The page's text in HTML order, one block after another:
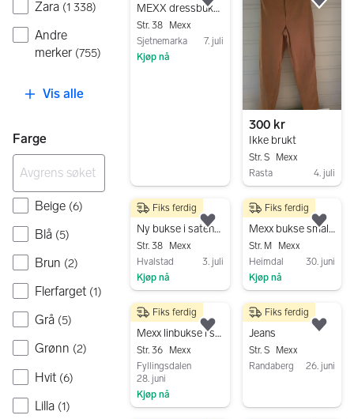
Zara (1 338)
Andre
merker (755)
Vis alle
Farge
Beige (6)
Blå (5)
Brun (2)
Flerfarget (1)
Grå (5)
Grønn (2)
Hvit (6)
Lilla (1)
MEXX dressbukse
Str. 38
Mexx
Sjetnemarka
7. juli
Kjøp nå
Legg til som favoritt.
300 kr
Ikke brukt
Str. S
Mexx
Rasta
4. juli
180 kr
Ny bukse i sateng (Mexx), str. 38
Str. 38
Mexx
Hvalstad
3. juli
Kjøp nå
Fiks ferdig
Legg til som favoritt.
100 kr
Mexx bukse smal modell str 40
Str. M
Mexx
Heimdal
30. juni
Kjøp nå
Fiks ferdig
199 kr
Mexx linbukse i størrelse 36/38
Str. 36
Mexx
Fyllingsdalen
28. juni
Kjøp nå
Fiks ferdig
Legg til som favoritt.
100 kr
Jeans
Str. S
Mexx
Randaberg
26. juni
Fiks ferdig